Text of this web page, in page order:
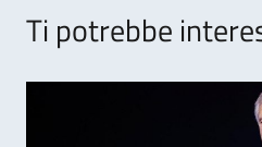
Ti potrebbe